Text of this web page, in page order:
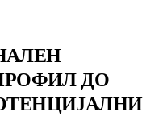
ДО